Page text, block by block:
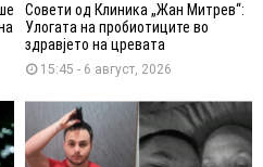
Совети од Клиника „Жан Митрев“:
Улогата на пробиотиците во
здравјето на цревата
15:45 - 6 август, 2026